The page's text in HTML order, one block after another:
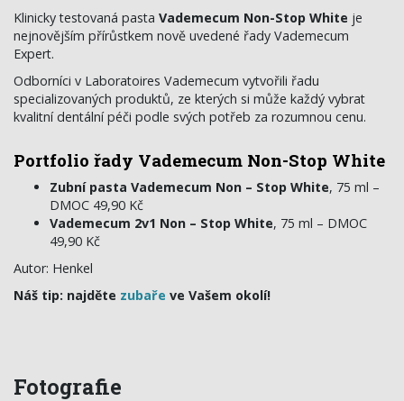
Klinicky testovaná pasta Vademecum Non-Stop White je
nejnovějším přírůstkem nově uvedené řady Vademecum
Expert.
Odborníci v Laboratoires Vademecum vytvořili řadu
specializovaných produktů, ze kterých si může každý vybrat
kvalitní dentální péči podle svých potřeb za rozumnou cenu.
Portfolio řady Vademecum Non-Stop White
Zubní pasta Vademecum Non – Stop White, 75 ml –
DMOC 49,90 Kč
Vademecum 2v1 Non – Stop White, 75 ml – DMOC
49,90 Kč
Autor: Henkel
Náš tip: najděte zubaře ve Vašem okolí!
Fotografie